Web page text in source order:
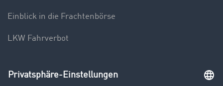
Einblick in die Frachtenbörse
LKW Fahrverbot
Unternehmen